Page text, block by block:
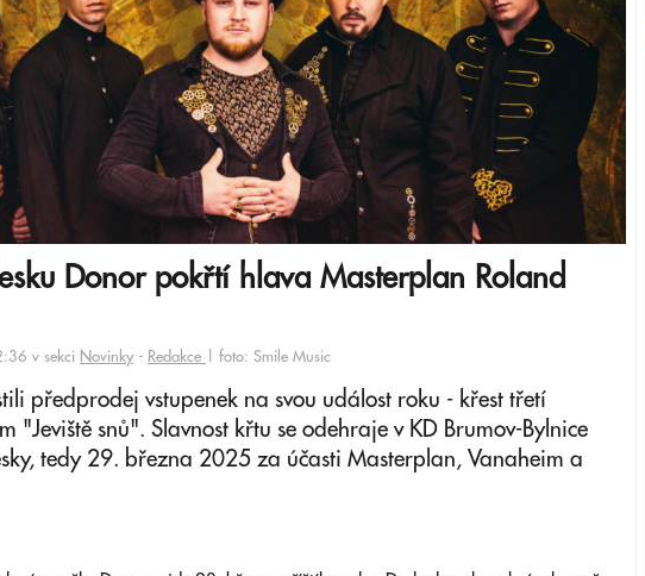
Donor pokřtí hlava Masterplan Roland
v sekci Novinky - Redakce | foto: Smile Music
předprodej vstupenek na svou událost roku - křest třetí
"Jeviště snů". Slavnost křtu se odehraje v KD Brumov-Bylnice
tedy 29. března 2025 za účasti Masterplan, Vanaheim a